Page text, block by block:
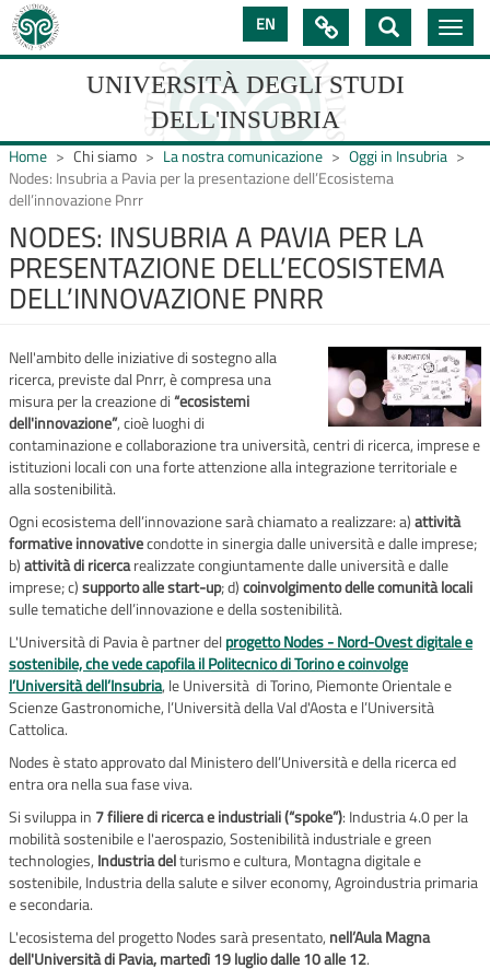
Salta
contenuto
EN
UNIVERSITÀ DEGLI STUDI
DELL'INSUBRIA
UNIVERSIT�
DEGLI
STUDI

Toggle
Home Chi siamo La nostra comunicazione
Oggi in Insubria
Nodes: Insubria a Pavia per la presentazione dell’Ecosistema
dell’innovazione Pnrr
NODES: INSUBRIA A PAVIA PER LA
PRESENTAZIONE DELL’ECOSISTEMA
DELL’INNOVAZIONE PNRR
Nell'ambito delle iniziative di sostegno alla
ricerca, previste dal Pnrr, è compresa una
misura per la creazione di“ecosistemi
dell'innovazione”, cioè luoghi di
contaminazione e collaborazione tra università, centri di ricerca, imprese e
istituzioni locali con una forte attenzione alla integrazione territoriale e
alla sostenibilità.
Ogni ecosistema dell’innovazione sarà chiamato a realizzare: a)attività
formative innovativecondotte in sinergia dalle università e dalle imprese;
b)attività di ricercarealizzate congiuntamente dalle università e dalle
imprese; c)supporto alle start-up; d)coinvolgimento delle comunità locali
sulle tematiche dell’innovazione e della sostenibilità.
L'Università di Pavia è partner delprogetto Nodes - Nord-Ovest digitale e
sostenibile, che vede capofila il Politecnico di Torino e coinvolge
l’Università dell’Insubria, le Università di Torino, Piemonte Orientale e
Scienze Gastronomiche, l’Università della Val d'Aosta e l’Università
Cattolica.
Nodes è stato approvato dal Ministero dell’Università e della ricerca ed
entra ora nella sua fase viva.
Si sviluppa in 7 filiere di ricerca e industriali (“spoke”): Industria 4.0 per la
mobilità sostenibile e l'aerospazio, Sostenibilità industriale e green
technologies, Industria delturismo e cultura, Montagna digitale e
sostenibile, Industria della salute e silver economy, Agroindustria primaria
e secondaria.
L'ecosistema del progetto Nodes sarà presentato, nell’Aula Magna
dell'Università di Pavia, martedì 19 luglio dalle 10 alle 12.